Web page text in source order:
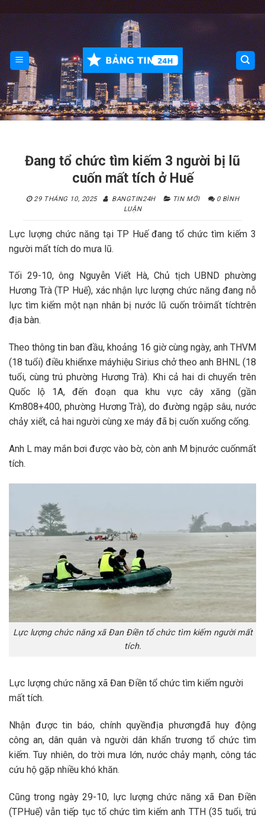
Skip
to
content
Đang tổ chức tìm kiếm 3 người bị lũ
cuốn mất tích ở Huế
29 THÁNG 10, 2025 BANGTIN24H TIN MỚI
0 BÌNH
LUẬN
Lực lượng chức năng tại TP Huế đang tổ chức tìm kiếm 3
người mất tích do mưa lũ.
Tối 29-10, ông Nguyễn Viết Hà, Chủ tịch UBND phường
Hương Trà (TP Huế), xác nhận lực lượng chức năng đang nỗ
lực tìm kiếm một nạn nhân bị nước lũ cuốn trôimất tíchtrên
địa bàn.
Theo thông tin ban đầu, khoảng 16 giờ cùng ngày, anh THVM
(18 tuổi) điều khiểnxe máyhiệu Sirius chở theo anh BHNL (18
tuổi, cùng trú phường Hương Trà). Khi cả hai di chuyển trên
Quốc lộ 1A, đến đoạn qua khu vực cây xăng (gần
Km808+400, phường Hương Trà), do đường ngập sâu, nước
chảy xiết, cả hai người cùng xe máy đã bị cuốn xuống cống.
Anh L may mắn bơi được vào bờ, còn anh M bịnước cuốnmất
tích.
Lực lượng chức năng xã Đan Điền tổ chức tìm kiếm người mất
tích.
Lực lượng chức năng xã Đan Điền tổ chức tìm kiếm người
mất tích.
Nhận được tin báo, chính quyềnđịa phươngđã huy động
công an, dân quân và người dân khẩn trương tổ chức tìm
kiếm. Tuy nhiên, do trời mưa lớn, nước chảy mạnh, công tác
cứu hộ gặp nhiều khó khăn.
Cũng trong ngày 29-10, lực lượng chức năng xã Đan Điền
(TPHuế) vẫn tiếp tục tổ chức tìm kiếm anh TTH (35 tuổi, trú